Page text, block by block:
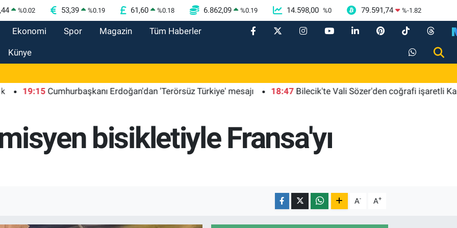
%0.02 53,39 %0.19 61,60 %0.18 6.862,09 %0.19 14.598,00 %0 79.591,74 %-1.82
Ekonomi Spor Magazin Tüm Haberler
Künye
Cumhurbaşkanı Erdoğan'dan 'Terörsüz Türkiye' mesajı 18:47 Bilecik'te Vali Sözer'den coğrafi işaretli Kamber
bisikletiyle Fransa'yı
A- A+